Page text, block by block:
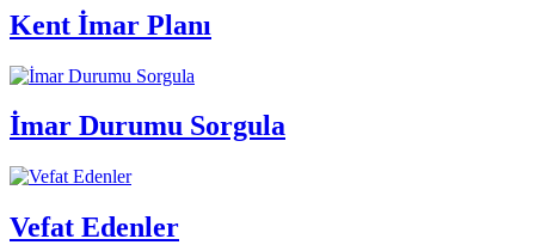
Kent İmar Planı
İmar Durumu Sorgula
Vefat Edenler